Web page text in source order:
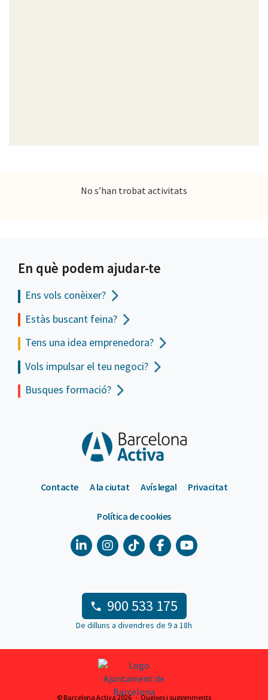
No s’han trobat activitats
En què podem ajudar-te
Ens vols conèixer?
Estàs buscant feina?
Tens una idea emprenedora?
Vols impulsar el teu negoci?
Busques formació?
Contacte A la ciutat Avís legal Privacitat
Política de cookies
900 533 175
De dilluns a divendres de 9 a 18h
© Barcelona Activa 2026 Queixes i suggeriments